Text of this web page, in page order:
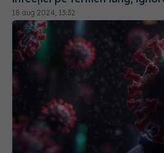
De ce apar mereu noi variante
aflat despre boală
11 feb 2026, 15:04